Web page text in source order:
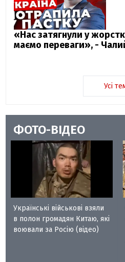
«Нас затягнули у
маємо переваги», -
Усі
ФОТО-ВІДЕО
Українські військові взяли
в полон громадян Китаю, які
воювали за Росію (відео)